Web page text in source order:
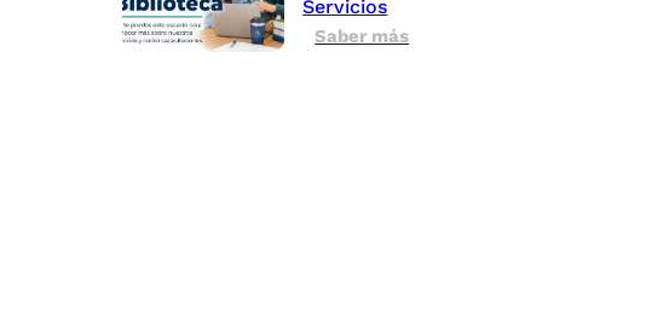
Servicios
Saber más